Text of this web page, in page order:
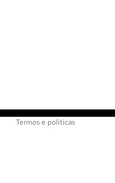
Termos e políticas